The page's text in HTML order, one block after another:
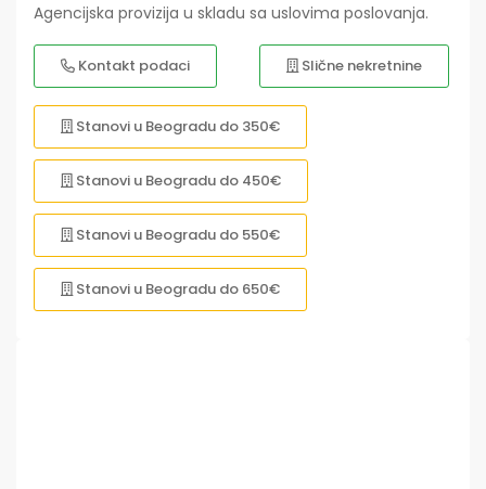
Agencijska provizija u skladu sa uslovima poslovanja.
Kontakt podaci Slične nekretnine
Stanovi u Beogradu do 350€
Stanovi u Beogradu do 450€
Stanovi u Beogradu do 550€
Stanovi u Beogradu do 650€